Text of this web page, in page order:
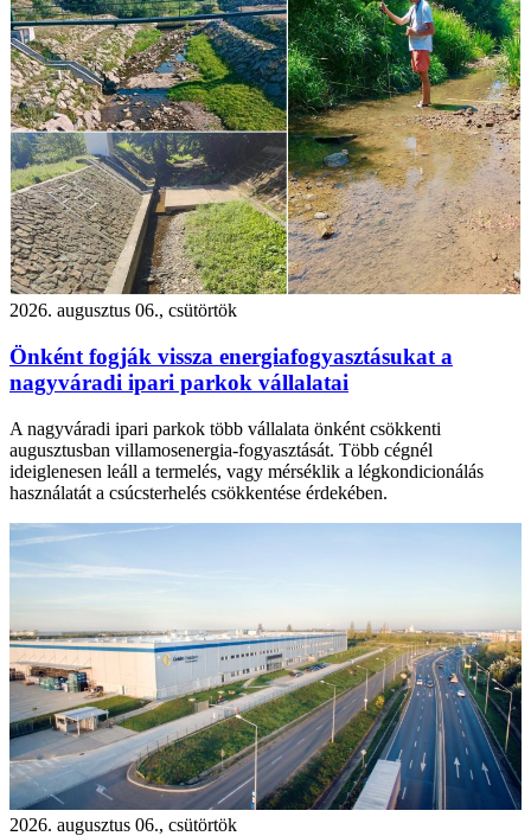
2026. augusztus 06., csütörtök
Önként fogják vissza energiafogyasztásukat a
nagyváradi ipari parkok vállalatai
A nagyváradi ipari parkok több vállalata önként csökkenti
augusztusban villamosenergia-fogyasztását. Több cégnél
ideiglenesen leáll a termelés, vagy mérséklik a légkondicionálás
használatát a csúcsterhelés csökkentése érdekében.
2026. augusztus 06., csütörtök